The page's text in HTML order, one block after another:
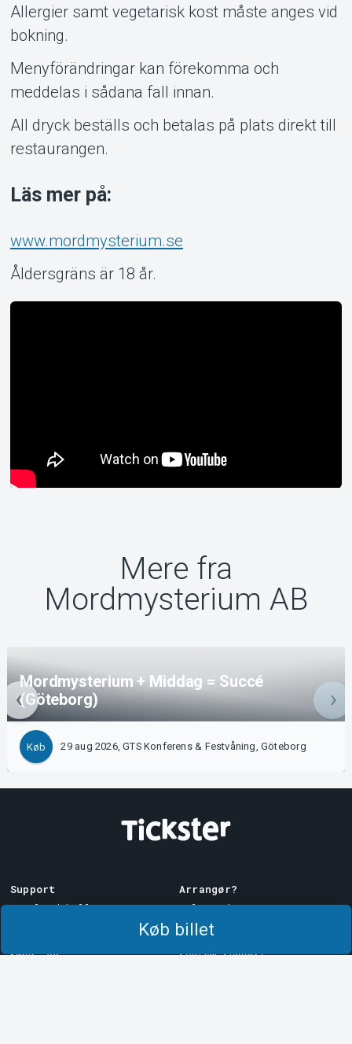
Køb billet
Allergier samt vegetarisk kost måste anges vid
bokning.
Menyförändringar kan förekomma och
meddelas i sådana fall innan.
All dryck beställs och betalas på plats direkt till
restaurangen.
Läs mer på:
www.mordmysterium.se
Åldersgräns är 18 år.
Mere fra
Mordmysterium AB
Mordmysterium + Middag = Succé
(Göteborg)
Køb 29 aug 2026, GTS Konferens & Festvåning, Göteborg
Support
Download billet
Købs- og
Arrangør?
Sælg med os!
Log ind på Manager
System Support